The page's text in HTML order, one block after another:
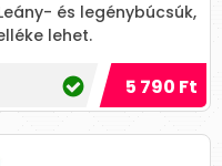
és legénybúcsúk,
lehet.
5 790 Ft